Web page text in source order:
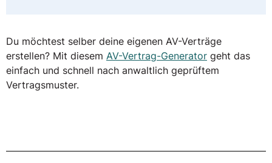
Du möchtest selber deine eigenen AV-Verträge
erstellen? Mit diesem AV-Vertrag-Generator geht das
einfach und schnell nach anwaltlich geprüftem
Vertragsmuster.